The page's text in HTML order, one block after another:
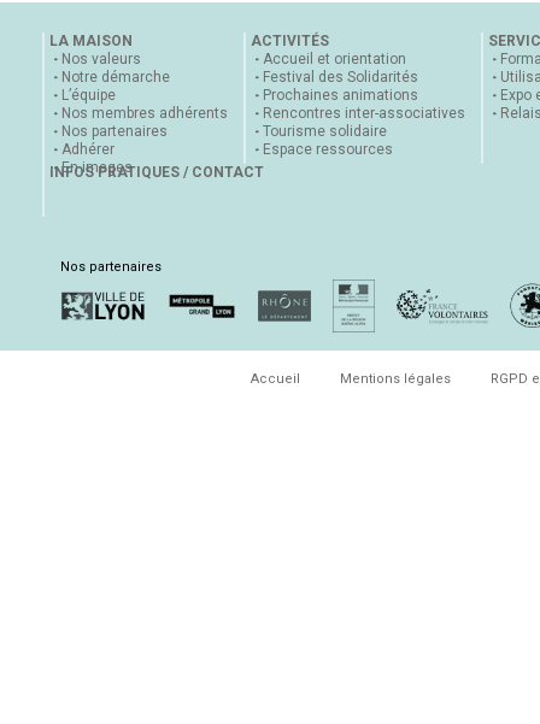
LA MAISON
Nos valeurs
Notre démarche
L’équipe
Nos membres adhérents
Nos partenaires
Adhérer
En images
ACTIVITÉS
Accueil et orientation
Festival des Solidarités
Prochaines animations
Rencontres inter-associatives
Tourisme solidaire
Espace ressources
Expo
INFOS PRATIQUES / CONTACT
Nos partenaires
Accueil Mentions légales RGPD